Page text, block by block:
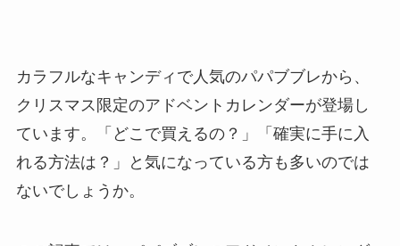
カラフルなキャンディで人気のパパブブレから、
クリスマス限定のアドベントカレンダーが登場し
ています。「どこで買えるの？」「確実に手に入
れる方法は？」と気になっている方も多いのでは
ないでしょうか。